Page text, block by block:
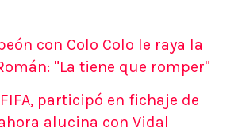
con Colo Colo le raya la
"La tiene que romper"
participó en fichaje de
alucina con Vidal